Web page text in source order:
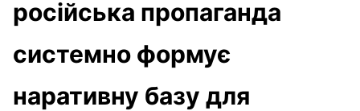
російська пропаганда
системно формує
наративну базу для